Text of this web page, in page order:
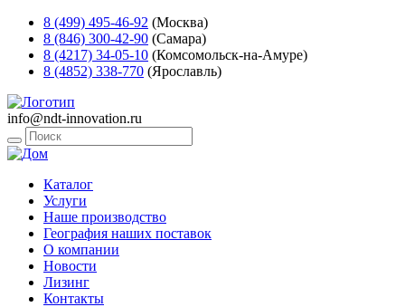
8 (499) 495-46-92 (Москва)
8 (846) 300-42-90 (Самара)
8 (4217) 34-05-10 (Комсомольск-на-Амуре)
8 (4852) 338-770 (Ярославль)
info@ndt-innovation.ru
Каталог
Услуги
Наше производство
География наших поставок
О компании
Новости
Лизинг
Контакты